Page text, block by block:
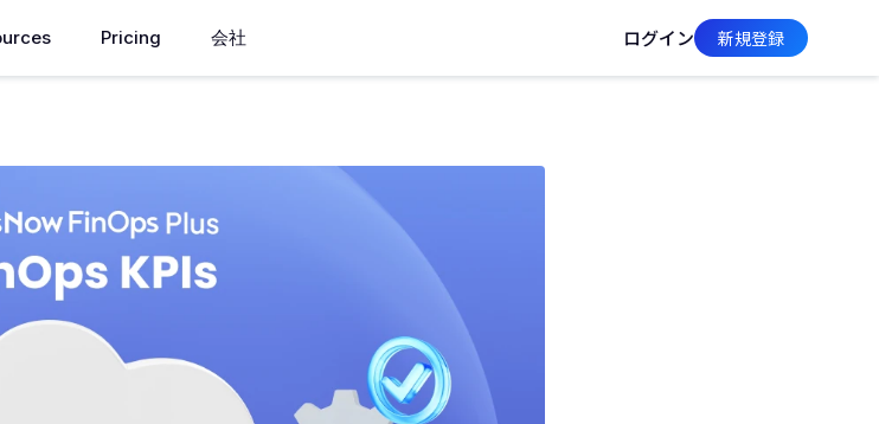
Pricing 会社 ログイン 新規登録